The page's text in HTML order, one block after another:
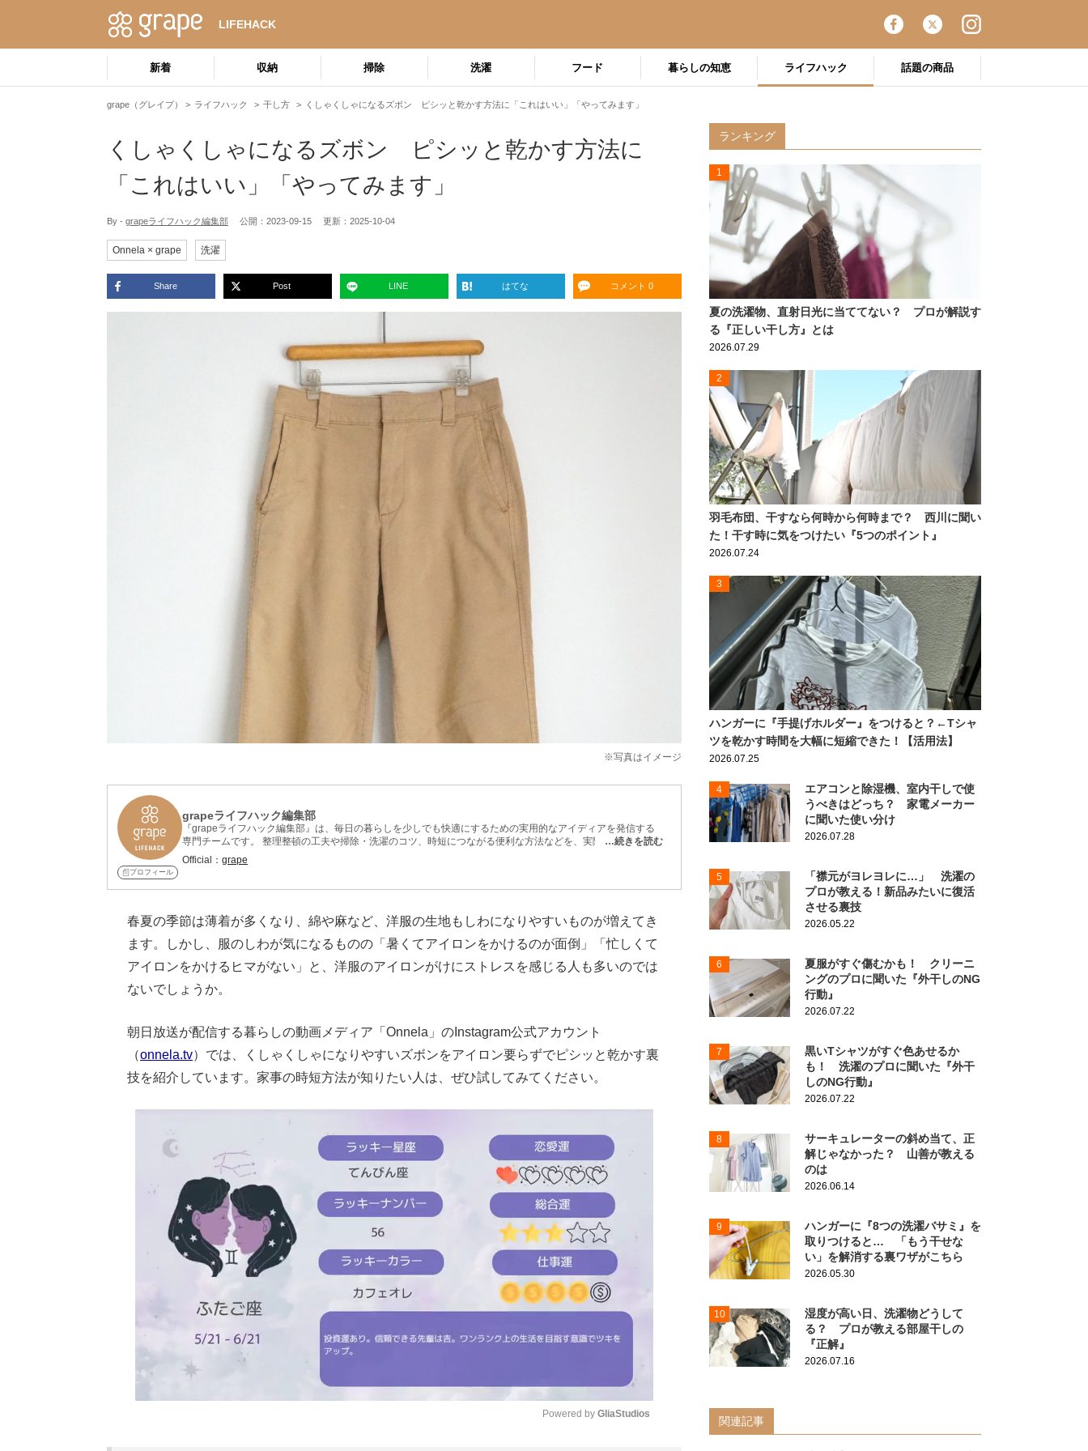
LIFEHACK
新着 収納 掃除 洗濯 フード 暮らしの知恵 ライフハック 話題の商品
grape（グレイプ） ライフハック 干し方 くしゃくしゃになるズボン ピシッと乾かす方法に「これはいい」「やってみます」
くしゃくしゃになるズボン ピシッと乾かす方法に
「これはいい」「やってみます」
By - grapeライフハック編集部 公開： 2023-09-15 更新： 2025-10-04
Onnela × grape 洗濯
Share Post LINE はてな コメント 0
※写真はイメージ
プロフィール
grapeライフハック編集部
『grapeライフハック編集部』は、毎日の暮らしを少しでも快適にするための実用的なアイディアを発信する
専門チームです。 整理整頓の工夫や掃除・洗濯のコツ、時短につながる便利な方法などを、実際に試しながら
紹介しています。 記事制作には、整理収納や生活分野、法律などに精通した専門家による監修も一部で取り入
れ、再現性と信頼性を重視。 意外なアイテムを使った掃除術や、100円ショップグッズの活用法など、今日か
…続きを読む
Official： grape
春夏の季節は薄着が多くなり、綿や麻など、洋服の生地もしわになりやすいものが増えてき
ます。しかし、服のしわが気になるものの「暑くてアイロンをかけるのが面倒」「忙しくて
アイロンをかけるヒマがない」と、洋服のアイロンがけにストレスを感じる人も多いのでは
ないでしょうか。
朝日放送が配信する暮らしの動画メディア「Onnela」のInstagram公式アカウント
（onnela.tv）では、くしゃくしゃになりやすいズボンをアイロン要らずでピシッと乾かす裏
技を紹介しています。家事の時短方法が知りたい人は、ぜひ試してみてください。
Powered by GliaStudios
ランキング
1
夏の洗濯物、直射日光に当ててない？ プロが解説す
る『正しい干し方』とは
2026.07.29
2
羽毛布団、干すなら何時から何時まで？ 西川に聞い
た！干す時に気をつけたい『5つのポイント』
2026.07.24
3
ハンガーに『手提げホルダー』をつけると？←Tシャ
ツを乾かす時間を大幅に短縮できた！【活用法】
2026.07.25
4
エアコンと除湿機、室内干しで使
うべきはどっち？ 家電メーカー
に聞いた使い分け
2026.07.28
5
「襟元がヨレヨレに…」 洗濯の
プロが教える！新品みたいに復活
させる裏技
2026.05.22
6
夏服がすぐ傷むかも！ クリーニ
ングのプロに聞いた『外干しのNG
行動』
2026.07.22
7
黒いTシャツがすぐ色あせるか
も！ 洗濯のプロに聞いた『外干
しのNG行動』
2026.07.22
8
サーキュレーターの斜め当て、正
解じゃなかった？ 山善が教える
のは
2026.06.14
9
ハンガーに『8つの洗濯バサミ』を
取りつけると… 「もう干せな
い」を解消する裏ワザがこちら
2026.05.30
10
湿度が高い日、洗濯物どうして
る？ プロが教える部屋干しの
『正解』
2026.07.16
関連記事